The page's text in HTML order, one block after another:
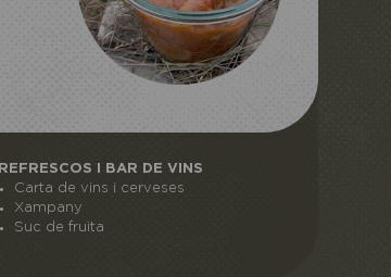
REFRESCOS I BAR DE VINS
Carta de vins i cerveses
Xampany
Suc de fruita